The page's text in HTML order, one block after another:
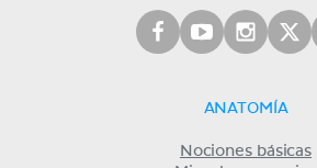
ANATOMÍA
Nociones básicas